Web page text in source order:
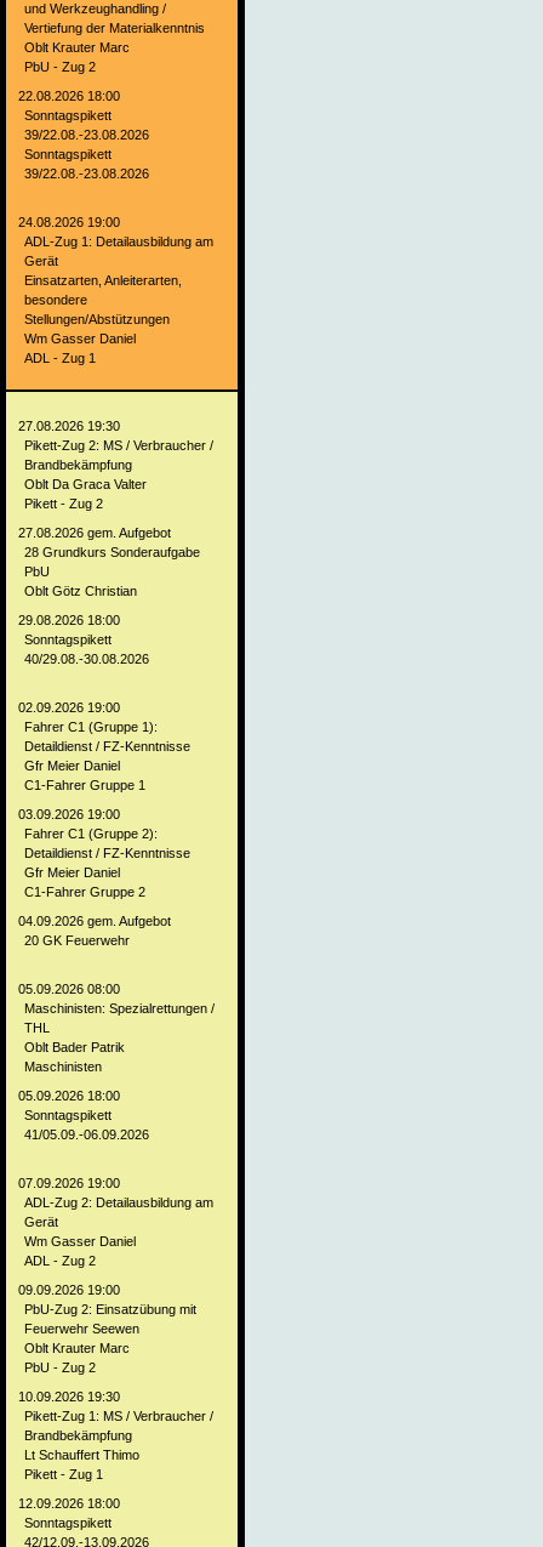
und Werkzeughandling /
Vertiefung der Materialkenntnis
Oblt Krauter Marc
PbU - Zug 2
22.08.2026 18:00
Sonntagspikett
39/22.08.-23.08.2026
Sonntagspikett
39/22.08.-23.08.2026
24.08.2026 19:00
ADL-Zug 1: Detailausbildung am
Gerät
Einsatzarten, Anleiterarten,
besondere
Stellungen/Abstützungen
Wm Gasser Daniel
ADL - Zug 1
27.08.2026 19:30
Pikett-Zug 2: MS / Verbraucher /
Brandbekämpfung
Oblt Da Graca Valter
Pikett - Zug 2
27.08.2026 gem. Aufgebot
28 Grundkurs Sonderaufgabe
PbU
Oblt Götz Christian
29.08.2026 18:00
Sonntagspikett
40/29.08.-30.08.2026
02.09.2026 19:00
Fahrer C1 (Gruppe 1):
Detaildienst / FZ-Kenntnisse
Gfr Meier Daniel
C1-Fahrer Gruppe 1
03.09.2026 19:00
Fahrer C1 (Gruppe 2):
Detaildienst / FZ-Kenntnisse
Gfr Meier Daniel
C1-Fahrer Gruppe 2
04.09.2026 gem. Aufgebot
20 GK Feuerwehr
05.09.2026 08:00
Maschinisten: Spezialrettungen /
THL
Oblt Bader Patrik
Maschinisten
05.09.2026 18:00
Sonntagspikett
41/05.09.-06.09.2026
07.09.2026 19:00
ADL-Zug 2: Detailausbildung am
Gerät
Wm Gasser Daniel
ADL - Zug 2
09.09.2026 19:00
PbU-Zug 2: Einsatzübung mit
Feuerwehr Seewen
Oblt Krauter Marc
PbU - Zug 2
10.09.2026 19:30
Pikett-Zug 1: MS / Verbraucher /
Brandbekämpfung
Lt Schauffert Thimo
Pikett - Zug 1
12.09.2026 18:00
Sonntagspikett
42/12.09.-13.09.2026